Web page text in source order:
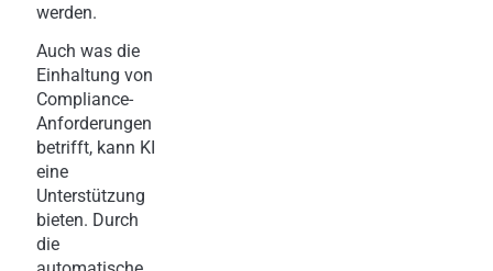
werden.
Auch was die
Einhaltung von
Compliance-
Anforderungen
betrifft, kann KI
eine
Unterstützung
bieten. Durch
die